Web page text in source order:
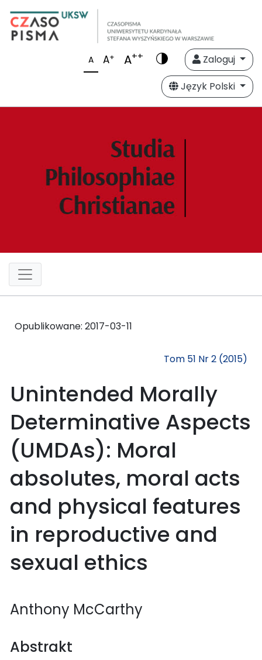
A A+ A++
Zaloguj
Język Polski
Opublikowane: 2017-03-11
Tom 51 Nr 2 (2015)
Unintended Morally
Determinative Aspects
(UMDAs): Moral
absolutes, moral acts
and physical features
in reproductive and
sexual ethics
Anthony McCarthy
Abstrakt